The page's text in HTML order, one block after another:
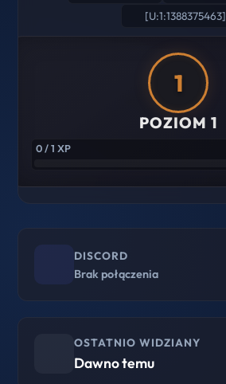
[U:1:1388375463]
1
POZIOM 1
0 / 1 XP
DISCORD
Brak połączenia
OSTATNIO WIDZIANY
Dawno temu